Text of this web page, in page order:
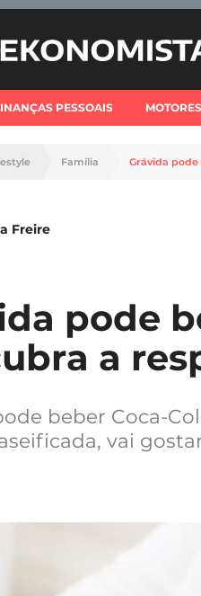
PESSOAIS MOTORES
Família Grávida pode
Freire
pode
a
beber Coca-
vai